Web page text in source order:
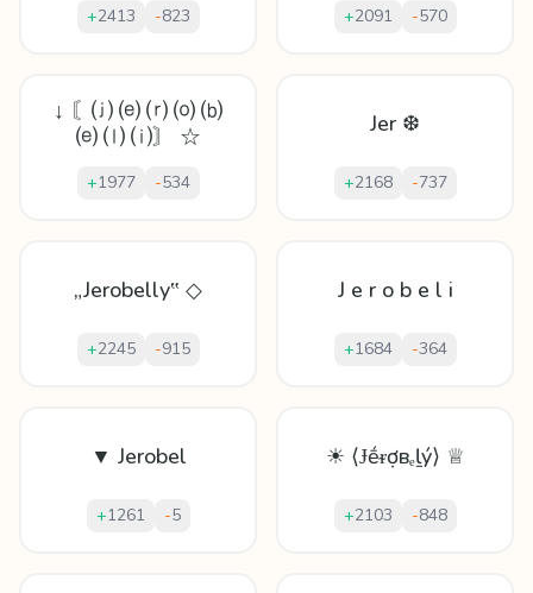
+2413 -823 +2091 -570
↓ 〘⒥ ⒠ ⒭ ⒪ ⒝
⒠ ⒧ ⒤〙 ☆
+1977 -534
Jer ❆
+2168 -737
„Jerobelly‟ ◇
+2245 -915
J e r o b e l i
+1684 -364
▼ Jerobel
+1261 -5
☀ ⟨Ɉḗᵲợвₑḻý⟩ ♕
+2103 -848